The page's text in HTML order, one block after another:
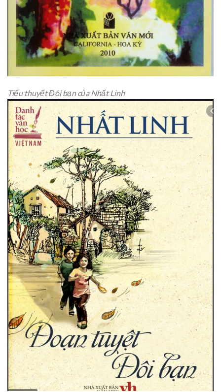
Tiểu thuyết Đôi bạn của Nhất Linh